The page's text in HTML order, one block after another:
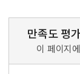
만족도 평가
이 페이지